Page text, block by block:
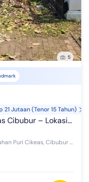
5
21 Jutaan (Tenor 15 Tahun)
SBY & Sekolah Alam, SHM, Siap Bangun
Dijual sebidang tanah strategis di Perumahan Puri Cikeas, Cibubur – Gunung Putri, Kabupaten Bogor. Lokasi premium dan eksklusif, bersebelahan lan...